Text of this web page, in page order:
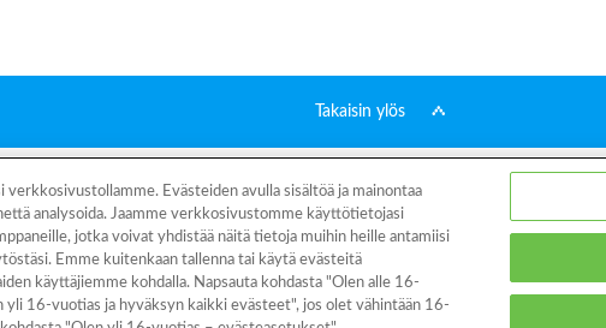
Takaisin ylös
Tuotteet Mallikuvat Mitä Aquabeads on? Videot
Tietoa tästä sivustosta Tietosuojakäytäntö
© EPOCH
Evästeiden avulla sisältöä ja mainontaa
analysoida. Jaamme verkkosivustomme käyttötietojasi
jotka voivat yhdistää näitä tietoja muihin heille antamiisi
Emme kuitenkaan tallenna tai käytä evästeitä
käyttäjiemme kohdalla. Napsauta kohdasta "Olen alle 16-
16-vuotias ja hyväksyn kaikki evästeet", jos olet vähintään 16-